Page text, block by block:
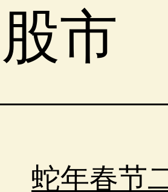
股市
蛇年春节